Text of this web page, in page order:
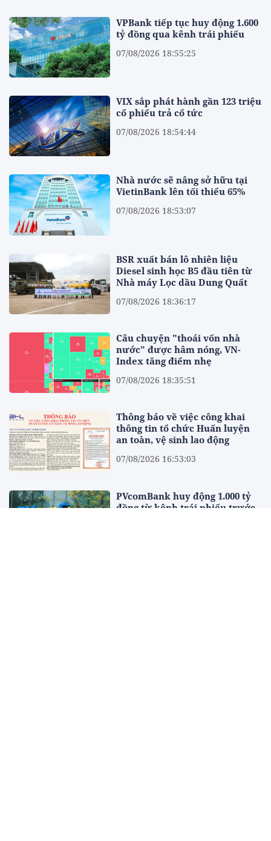
VPBank tiếp tục huy động 1.600
tỷ đồng qua kênh trái phiếu
07/08/2026 18:55:25
VIX sắp phát hành gần 123 triệu
cổ phiếu trả cổ tức
07/08/2026 18:54:44
Nhà nước sẽ nâng sở hữu tại
VietinBank lên tối thiểu 65%
07/08/2026 18:53:07
BSR xuất bán lô nhiên liệu
Diesel sinh học B5 đầu tiên từ
Nhà máy Lọc dầu Dung Quất
07/08/2026 18:36:17
Câu chuyện "thoái vốn nhà
nước" được hâm nóng, VN-
Index tăng điểm nhẹ
07/08/2026 18:35:51
Thông báo về việc công khai
thông tin tổ chức Huấn luyện
an toàn, vệ sinh lao động
07/08/2026 16:53:03
PVcomBank huy động 1.000 tỷ
đồng từ kênh trái phiếu trước